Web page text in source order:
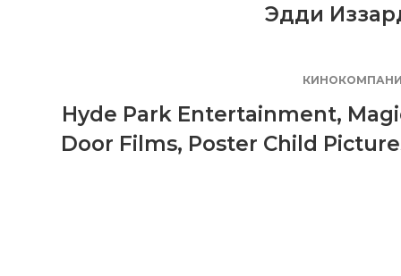
Эдди
Hyde Park Entertainment,
Door Films, Poster Child